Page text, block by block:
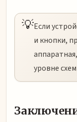
💡Если
и кнопки,
уровне